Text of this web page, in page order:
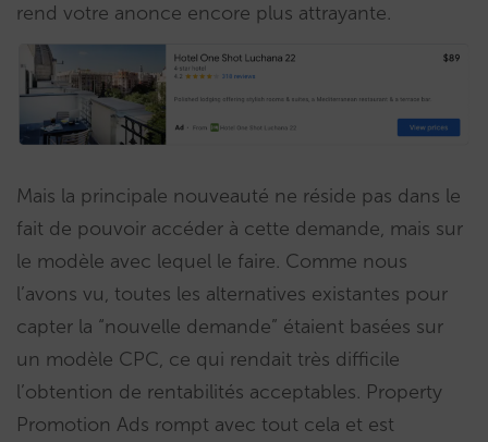
rend votre anonce encore plus attrayante.
Mais la principale nouveauté ne réside pas dans le
fait de pouvoir accéder à cette demande, mais sur
le modèle avec lequel le faire. Comme nous
l’avons vu, toutes les alternatives existantes pour
capter la “nouvelle demande” étaient basées sur
un modèle CPC, ce qui rendait très difficile
l’obtention de rentabilités acceptables. Property
Promotion Ads rompt avec tout cela et est